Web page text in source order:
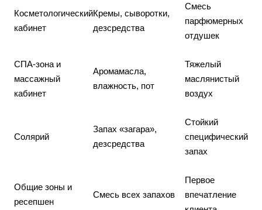
Косметологический
кабинет
Кремы, сыворотки,
дезсредства
Смесь
парфюмерных
отдушек
СПА-зона и
массажный
кабинет
Аромамасла,
влажность, пот
Тяжелый
маслянистый
воздух
Солярий
Запах «загара»,
дезсредства
Стойкий
специфический
запах
Общие зоны и
ресепшен
Смесь всех запахов
Первое
впечатление